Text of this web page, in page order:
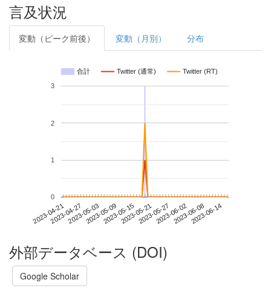
言及状況
変動（ピーク前後） 変動（月別） 分布
合計 Twitter (通常) Twitter (RT)
2023-04-212023-04-272023-05-032023-05-092023-05-152023-05-212023-05-272023-06-022023-06-082023-06-14
0
1
2
3
外部データベース (DOI)
Google Scholar